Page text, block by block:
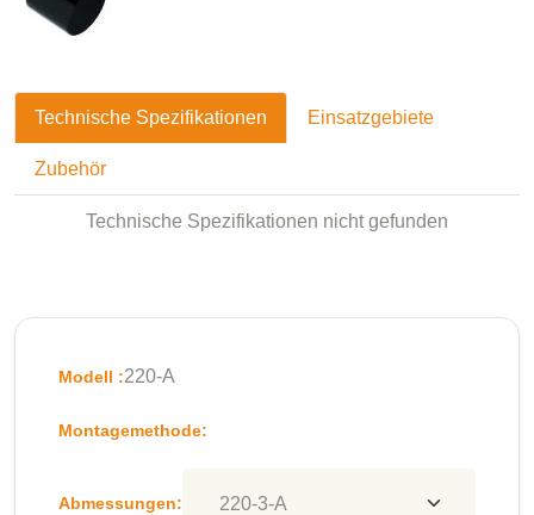
Technische Spezifikationen Einsatzgebiete
Zubehör
Technische Spezifikationen nicht gefunden
Modell :220-A
Montagemethode:
Abmessungen: